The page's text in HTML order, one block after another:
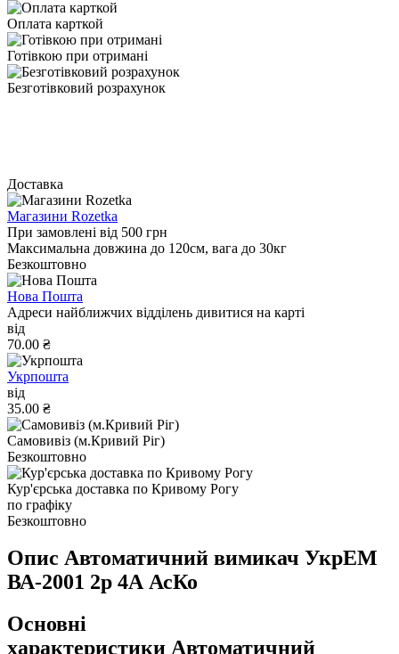
Оплата карткой
Готівкою при отримані
Безготівковий розрахунок
Доставка
Магазини Rozetka
При замовлені від 500 грн
Максимальна довжина до 120см, вага до 30кг
Безкоштовно
Нова Пошта
Адреси найближчих відділень дивитися на карті
від
70.00 ₴
Укрпошта
від
35.00 ₴
Самовивіз (м.Кривий Ріг)
Безкоштовно
Кур'єрська доставка по Кривому Рогу
по графіку
Безкоштовно
Опис Автоматичний вимикач УкрЕМ
ВА-2001 2р 4А АсКо
Основні
характеристики Автоматичний